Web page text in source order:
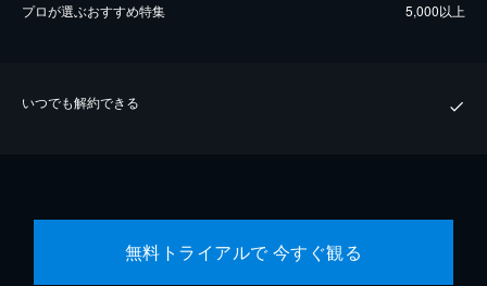
プロが選ぶおすすめ特集 5,000以上
いつでも解約できる
無料トライアルで 今すぐ観る